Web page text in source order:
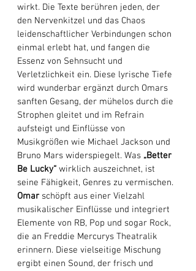
wirkt. Die Texte berühren jeden, der
den Nervenkitzel und das Chaos
leidenschaftlicher Verbindungen schon
einmal erlebt hat, und fangen die
Essenz von Sehnsucht und
Verletzlichkeit ein. Diese lyrische Tiefe
wird wunderbar ergänzt durch Omars
sanften Gesang, der mühelos durch die
Strophen gleitet und im Refrain
aufsteigt und Einflüsse von
Musikgrößen wie Michael Jackson und
Bruno Mars widerspiegelt. Was „Better
Be Lucky“ wirklich auszeichnet, ist
seine Fähigkeit, Genres zu vermischen.
Omar schöpft aus einer Vielzahl
musikalischer Einflüsse und integriert
Elemente von RB, Pop und sogar Rock,
die an Freddie Mercurys Theatralik
erinnern. Diese vielseitige Mischung
ergibt einen Sound, der frisch und